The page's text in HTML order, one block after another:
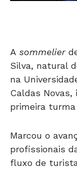
A sommelier
Silva, natural
na
Caldas Novas,
primeira
Marcou o
profissionais
fluxo de